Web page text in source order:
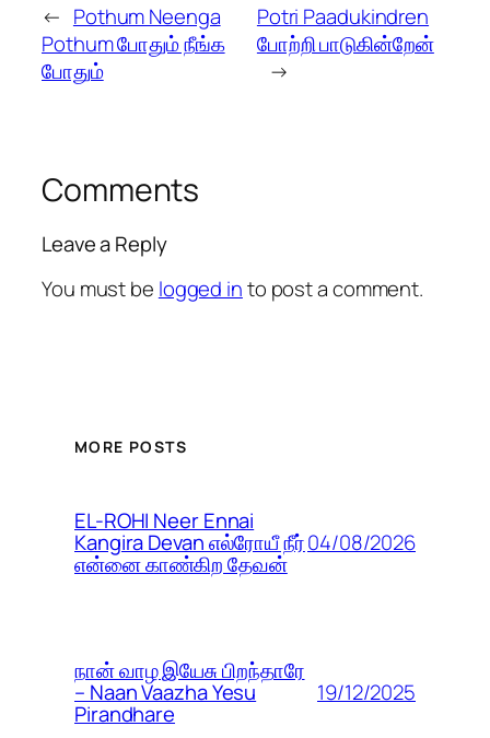
← Pothum Neenga
Pothum போதும் நீங்க
போதும்
Potri Paadukindren
போற்றி பாடுகின்றேன்
→
Comments
Leave a Reply
You must be logged into post a comment.
MORE POSTS
EL-ROHI Neer Ennai
Kangira Devan எல்ரோயீ நீர்
என்னை காண்கிற தேவன்
04/08/2026
நான் வாழ இயேசு பிறந்தாரே
– Naan Vaazha Yesu
Pirandhare
19/12/2025